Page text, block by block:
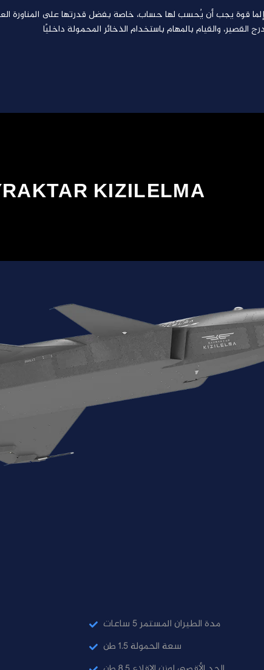
إلما قوة يجب أن يُحسب لها حساب، خاصة بفضل قدرتها على المناورة
KIZILELMA
مدة الطيران المستمر 5 ساعات
سعة الحمولة 1.5 طن